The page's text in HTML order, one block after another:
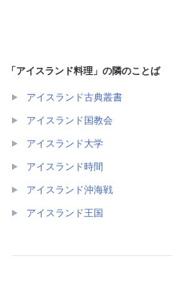
「アイスランド料理」の隣のことば
アイスランド古典叢書
アイスランド国教会
アイスランド大学
アイスランド時間
アイスランド沖海戦
アイスランド王国